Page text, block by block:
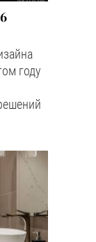
году